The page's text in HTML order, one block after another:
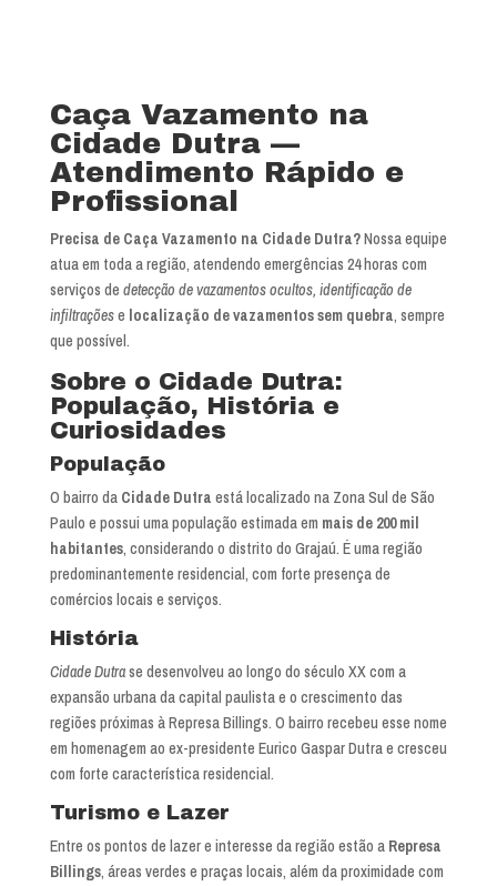
Caça Vazamento na
Cidade Dutra —
Atendimento Rápido e
Profissional
Precisa de Caça Vazamento na Cidade Dutra?Nossa equipe
atua em toda a região, atendendo emergências 24 horas com
serviços de detecção de vazamentos ocultos, identificação de
infiltraçõese localização de vazamentos sem quebra, sempre
que possível.
Sobre o Cidade Dutra:
População, História e
Curiosidades
População
O bairro da Cidade Dutra está localizado na Zona Sul de São
Paulo e possui uma população estimada em mais de 200 mil
habitantes, considerando o distrito do Grajaú. É uma região
predominantemente residencial, com forte presença de
comércios locais e serviços.
História
Cidade Dutrase desenvolveu ao longo do século XX com a
expansão urbana da capital paulista e o crescimento das
regiões próximas à Represa Billings. O bairro recebeu esse nome
em homenagem ao ex-presidente Eurico Gaspar Dutra e cresceu
com forte característica residencial.
Turismo e Lazer
Entre os pontos de lazer e interesse da região estão a Represa
Billings, áreas verdes e praças locais, além da proximidade com